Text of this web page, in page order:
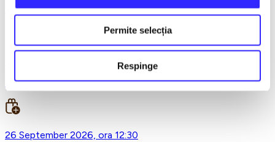
Permite selecția
Respinge
IMPERIUM - Sala Dalles
26 September 2026, ora 10:30
Tinerete fara batranete si viata fara de moarte
26 September 2026, ora 12:30